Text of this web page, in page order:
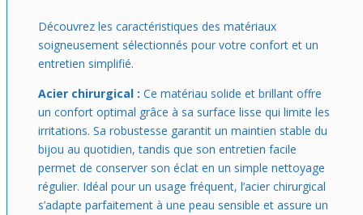
Découvrez les caractéristiques des matériaux
soigneusement sélectionnés pour votre confort et un
entretien simplifié.
Acier chirurgical : Ce matériau solide et brillant offre
un confort optimal grâce à sa surface lisse qui limite les
irritations. Sa robustesse garantit un maintien stable du
bijou au quotidien, tandis que son entretien facile
permet de conserver son éclat en un simple nettoyage
régulier. Idéal pour un usage fréquent, l’acier chirurgical
s’adapte parfaitement à une peau sensible et assure un